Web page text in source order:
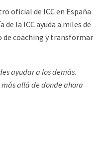
oficial de ICC en España
la ICC ayuda a miles de
de coaching y transformar
ayudar a los demás.
allá de donde ahora